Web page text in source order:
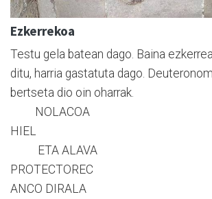
Ezkerrekoa
Testu gela batean dago. Baina
ditu, harria gastatuta dago.
bertseta dio oin oharrak.
NOLACOA
HIEL
ETA ALAVA
PROTECTOREC
ANCO DIRALA